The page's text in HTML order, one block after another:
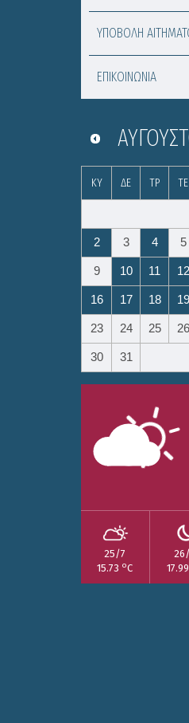
ΥΠΟΒΟΛΗ
ΕΠΙΚΟΙΝΩΝΙΑ
ΚΥ ΔΕ ΤΡ ΤΕ
2 3 4 5
9 10 11 12
16 17 18 19
23 24 25 26
30 31
25/7
15.73 oC
17.99